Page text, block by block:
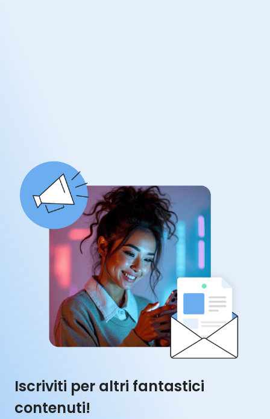
Iscriviti per altri fantastici
contenuti!